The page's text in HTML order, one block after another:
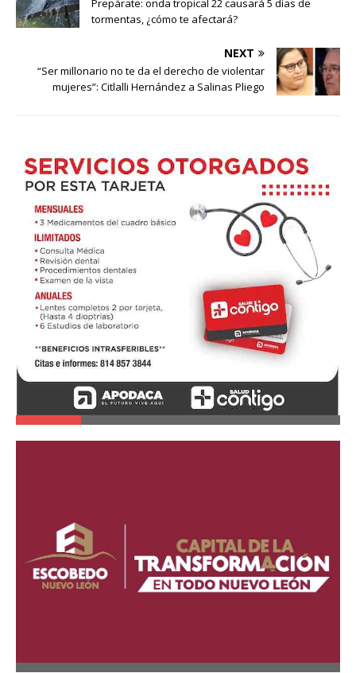
Prepárate: onda tropical 22 causará 5 días de
tormentas, ¿cómo te afectará?
NEXT
“Ser millonario no te da el derecho de violentar
mujeres”: Citlalli Hernández a Salinas Pliego